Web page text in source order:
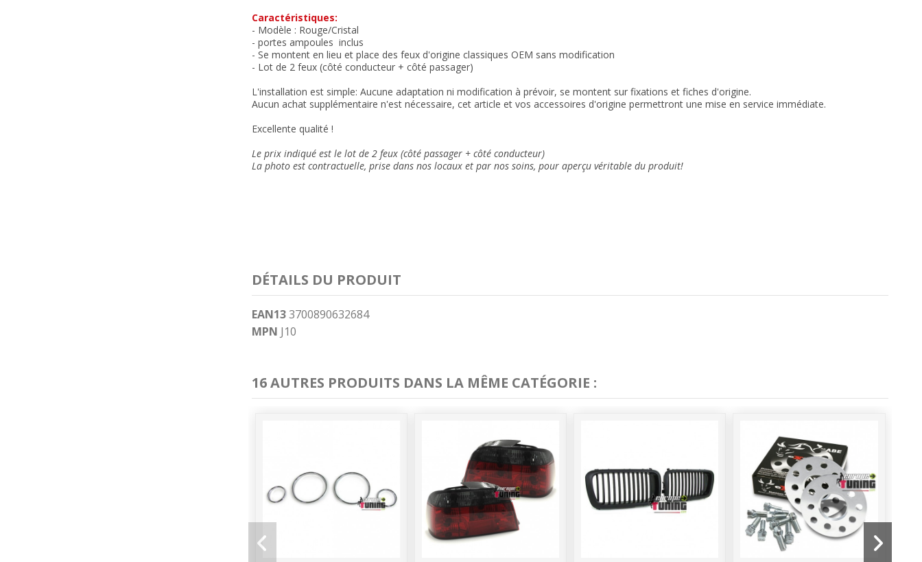
Caractéristiques:
- Modèle : Rouge/Cristal
- portes ampoules inclus
- Se montent en lieu et place des feux d'origine classiques OEM sans modification
- Lot de 2 feux (côté conducteur + côté passager)
L'installation est simple: Aucune adaptation ni modification à prévoir, se montent sur fixations et fiches d'origine.
Aucun achat supplémentaire n'est nécessaire, cet article et vos accessoires d'origine permettront une mise en service immédiate.
Excellente qualité !
Le prix indiqué est le lot de 2 feux (côté passager + côté conducteur)
La photo est contractuelle, prise dans nos locaux etpar nos soins, pour aperçu véritable du produit!
DÉTAILS DU PRODUIT
EAN13 3700890632684
MPN J10
16 AUTRES PRODUITS DANS LA MÊME CATÉGORIE :